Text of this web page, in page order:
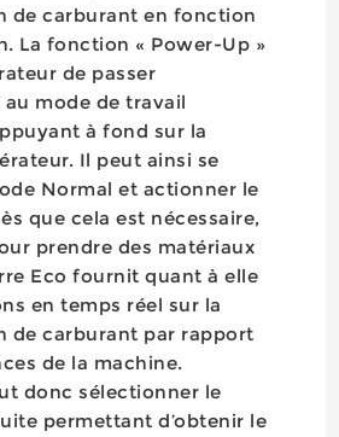
de carburant en fonction
La fonction « Power-Up »
de passer
mode de travail
à fond sur la
Il peut ainsi se
Normal et actionner le
que cela est nécessaire,
prendre des matériaux
Eco fournit quant à elle
en temps réel sur la
de carburant par rapport
de la machine.
donc sélectionner le
permettant d’obtenir le